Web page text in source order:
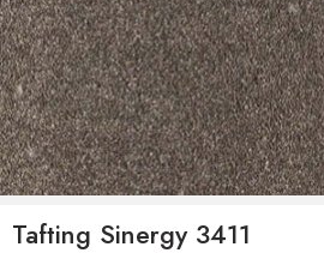
Tafting Sinergy 3411